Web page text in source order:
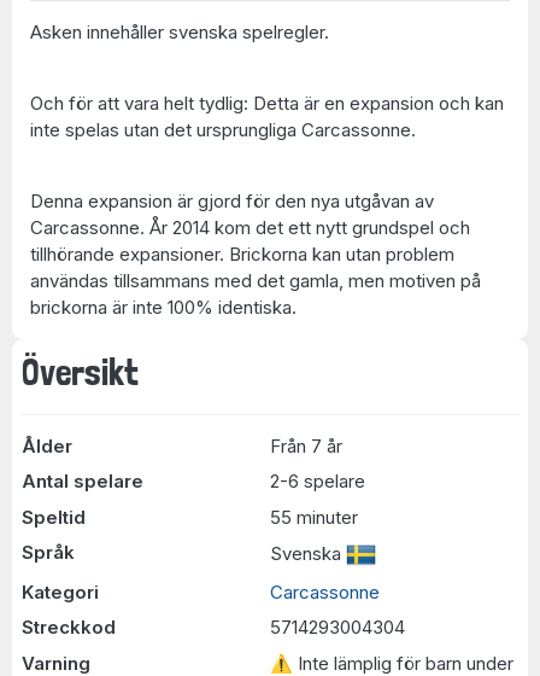
Översikt
Ålder
Från 7 år
Antal spelare
2-6 spelare
Speltid
55 minuter
Språk
Svenska
Kategori
Carcassonne
Streckkod
5714293004304
Varning
⚠ Inte lämplig för barn under
Asken innehåller svenska spelregler.
Och för att vara helt tydlig: Detta är en expansion och kan
inte spelas utan det ursprungliga Carcassonne.
Denna expansion är gjord för den nya utgåvan av
Carcassonne. År 2014 kom det ett nytt grundspel och
tillhörande expansioner. Brickorna kan utan problem
användas tillsammans med det gamla, men motiven på
brickorna är inte 100% identiska.